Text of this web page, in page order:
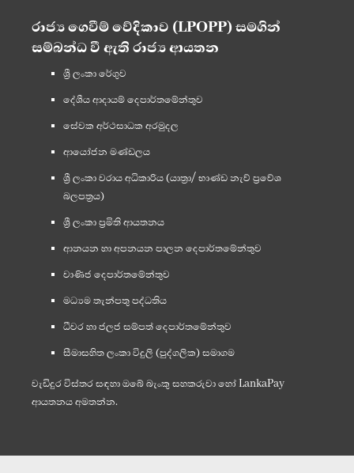
රාජ්‍ය ගෙවීම් වේදිකාව (LPOPP) සමගින්
සම්බන්ධ වී ඇති රාජ්‍ය ආයතන
ශ්‍රී ලංකා රේගුව
දේශීය ආදායම් දෙපාර්තමේන්තුව
සේවක අර්ථසාධක අරමුදල
ආයෝජන මණ්ඩලය
ශ්‍රී ලංකා වරාය අධිකාරිය (යාත්‍රා/ භාණ්ඩ නැව් ප්‍රවේශ
බලපත්‍රය)
ශ්‍රී ලංකා ප්‍රමිති ආයතනය
ආනයන හා අපනයන පාලන දෙපාර්තමේන්තුව
වාණිජ දෙපාර්තමේන්තුව
මධ්‍යම තැන්පතු පද්ධතිය
ධීවර හා ජලජ සම්පත් දෙපාර්තමේන්තුව
සීමාසහිත ලංකා විදුලි (පුද්ගලික) සමාගම
වැඩිදුර විස්තර සඳහා ඔබේ බැංකු සහකරුවා හෝ LankaPay
ආයතනය අමතන්න.